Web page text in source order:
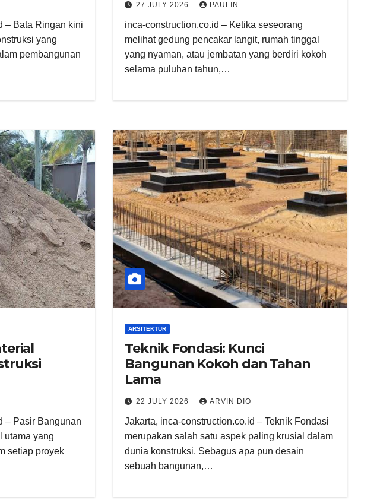
– Bata Ringan kini
yang
pembangunan
27 JULY 2026 PAULIN
inca-construction.co.id – Ketika seseorang
melihat gedung pencakar langit, rumah tinggal
yang nyaman, atau jembatan yang berdiri kokoh
selama puluhan tahun,…
– Pasir Bangunan
utama yang
setiap proyek
ARSITEKTUR
Teknik Fondasi: Kunci
Bangunan Kokoh dan Tahan
Lama
22 JULY 2026 ARVIN DIO
Jakarta, inca-construction.co.id – Teknik Fondasi
merupakan salah satu aspek paling krusial dalam
dunia konstruksi. Sebagus apa pun desain
sebuah bangunan,…